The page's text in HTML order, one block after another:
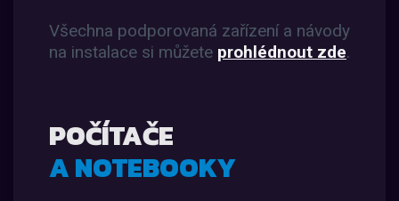
Všechna podporovaná zařízení a návody
na instalace si můžete prohlédnout zde.
POČÍTAČE
A NOTEBOOKY